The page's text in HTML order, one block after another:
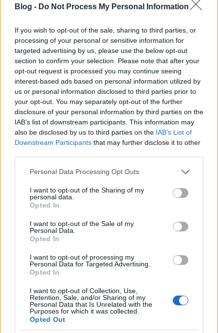
Blog - Do Not Process My Personal Information
If you wish to opt-out of the sale, sharing to third parties, or
processing of your personal or sensitive information for
targeted advertising by us, please use the below opt-out
section to confirm your selection. Please note that after your
opt-out request is processed you may continue seeing
interest-based ads based on personal information utilized by
us or personal information disclosed to third parties prior to
your opt-out. You may separately opt-out of the further
disclosure of your personal information by third parties on the
IAB’s list of downstream participants. This information may
also be disclosed by us to third parties on the IAB’s List of
Downstream Participants that may further disclose it to other
Please note that this website/app uses one or more Google
not limited to your visit or usage behaviour. You may click to
grant or deny consent to Google and its third-party tags to
use your data for below specified purposes in below Google
consent section.
Personal Data Processing Opt Outs
I want to opt-out of the Sharing of my
personal data.
Opted In
I want to opt-out of the Sale of my
Personal Data.
Opted In
I want to opt-out of processing my
Personal Data for Targeted Advertising.
Opted In
I want to opt-out of Collection, Use,
Retention, Sale, and/or Sharing of my
Personal Data that Is Unrelated with the
Purposes for which it was collected.
Opted Out
Vannak nemi beteg emberek, ez tény, de ők szimplán
betegséget abszurdum, az ezt elfogadó társadalom
pedig öngyilkos társadalom.
A beteg társadalmak egyetlen gyógyszere az
atomfegyverrel való megszórás. Nincs más út
számukra a kipustzuláson kívül.
Tamás Nagypál
9 éve
"A nőiség konstrukciói úgy jönnek létre, hogy a
reprodukciós kényszer és a hozzákötött fizetetlen
reprodukciós munkák kódolva vannak belé."
Igen, pont úgy, ahogy pl. a fekete afrikai rabszolgák
testébe is "kódolva" volt a fizetetlen munka az
amerikai ültetvényeken, ami az uralkodó osztály és
hatalmi intézményeik felőli kényszert jelenti, nem
pedig rendszer általi determinizmust (értsd: a
feketék rossz időben voltak rossz helyen). A
kapitalizmusban kezdetektől fogva létezik a
bérmunka mellett fizetetlen termelő tevékenység, a
neoliberalizmus éppen ennek a kiterjesztéséről szól.
hogy rabszolgákból bérmunkásokká tette a nők egy
részét, és ennek az emancipatórikus narratívának a
történelmi teleológiáját kérőjelezi meg a
transszexuálisok puszta léte, hiszen világosan